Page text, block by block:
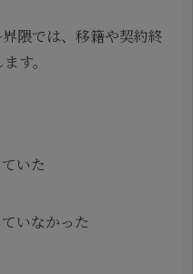
隈では、移籍や契約終
す。
いた
いなかった